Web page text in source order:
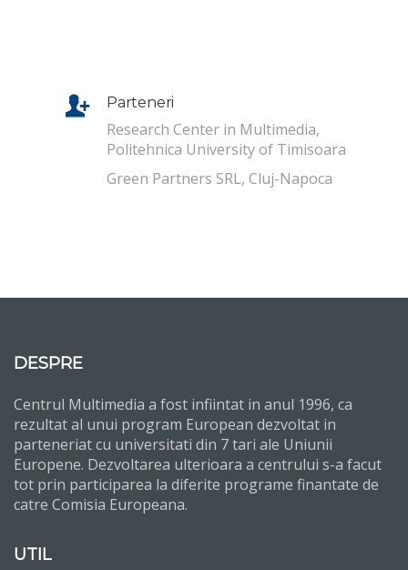
Parteneri
Research Center in Multimedia,
Politehnica University of Timisoara
Green Partners SRL, Cluj-Napoca
DESPRE
Centrul Multimedia a fost infiintat in anul 1996, ca
rezultat al unui program European dezvoltat in
parteneriat cu universitati din 7 tari ale Uniunii
Europene. Dezvoltarea ulterioara a centrului s-a facut
tot prin participarea la diferite programe finantate de
catre Comisia Europeana.
UTIL